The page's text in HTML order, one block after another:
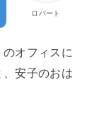
ロバート
オフィスに
安子のおは